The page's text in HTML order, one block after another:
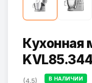
Кухонная
(4.5) В НАЛИЧИИ